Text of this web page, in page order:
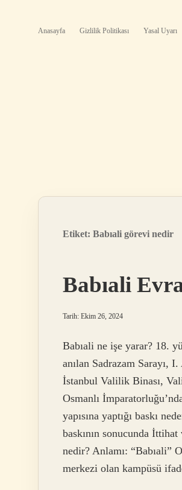
Anasayfa Gizlilik Politikası Yasal Uyarı
Etiket: Babıali görevi nedir
Babıali
Tarih: Ekim 26, 2024
Babıali ne işe yarar? 18.
anılan Sadrazam Sarayı,
İstanbul Valilik Binası,
Osmanlı
yapısına yaptığı baskı
baskının sonucunda
nedir? Anlamı: “Babıali”
merkezi olan kampüsü